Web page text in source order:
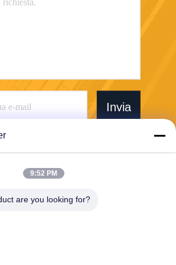
Invia
Biochemical Technology
9:52 PM
are you looking for?